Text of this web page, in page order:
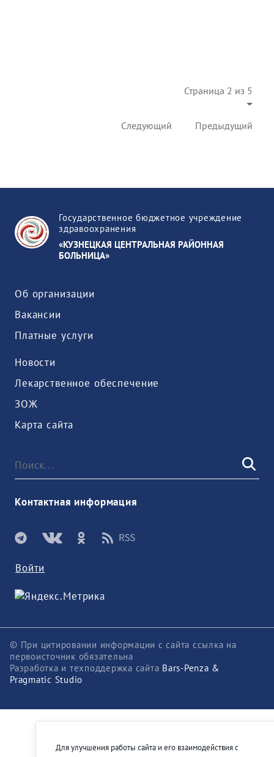
Страница 2 из 5
Предыдущий
Следующий
Государственное бюджетное учреждение
здравоохранения
«КУЗНЕЦКАЯ ЦЕНТРАЛЬНАЯ РАЙОННАЯ
БОЛЬНИЦА»
Об организации
Вакансии
Платные услуги
Новости
Лекарственное обеспечение
ЗОЖ
Карта сайта
Контактная информация
Войти
© При цитировании информации с сайта ссылка на
первоисточник обязательна
Разработка и техподдержка сайта Bars-Penza &
Pragmatic Studio
Для улучшения работы сайта и его взаимодействия с